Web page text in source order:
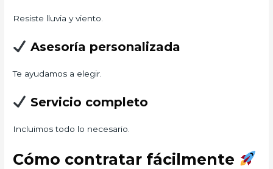
Resiste lluvia y viento.
Asesoría personalizada
Te ayudamos a elegir.
Servicio completo
Incluimos todo lo necesario.
Cómo contratar fácilmente